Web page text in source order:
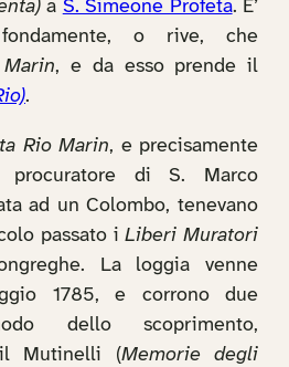
a S. Simeone Profeta. E’
o rive, che
, e da esso prende il
.
Rio Marin, e precisamente
di S. Marco
ad un Colombo, tenevano
passato iLiberi Muratori
La loggia venne
1785, e corrono due
dello scoprimento,
il Mutinelli (Memorie degli